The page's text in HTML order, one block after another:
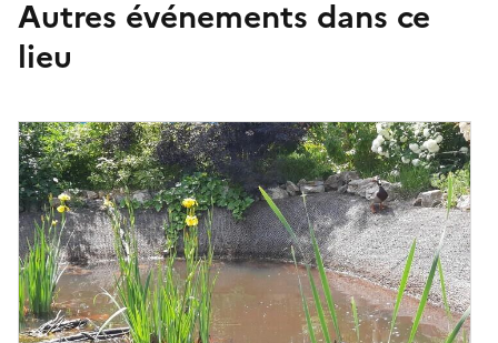
Autres événements dans ce
lieu